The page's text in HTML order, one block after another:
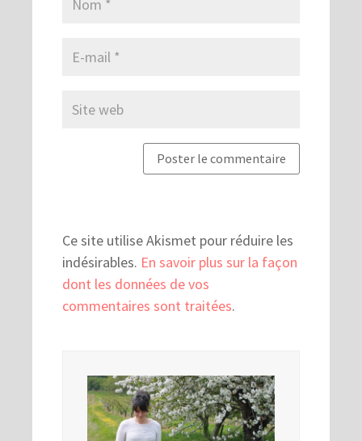
Ce site utilise Akismet pour réduire les
indésirables. En savoir plus sur la façon
dont les données de vos
commentaires sont traitées.